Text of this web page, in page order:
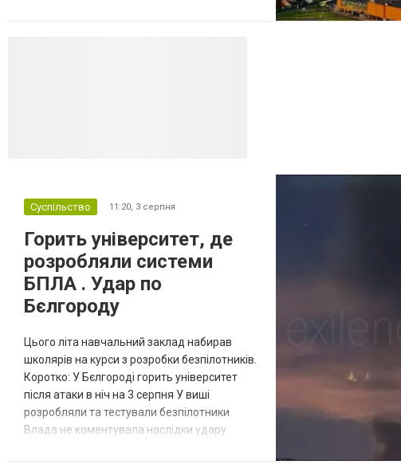
Суспільство 11:20, 3 серпня
Горить університет, де
розробляли системи
БПЛА . Удар по
Бєлгороду
Цього літа навчальний заклад набирав
школярів на курси з розробки безпілотників.
Коротко: У Бєлгороді горить університет
після атаки в ніч на 3 серпня У виші
розробляли та тестували безпілотники
Влада не коментувала наслідки удару